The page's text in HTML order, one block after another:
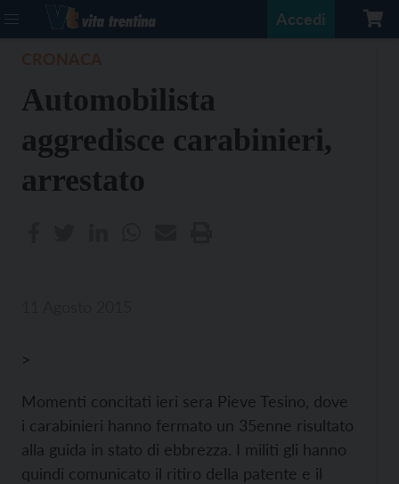
Accedi
Automobilista
aggredisce carabinieri,
arrestato
>
Momenti concitati ieri sera Pieve Tesino, dove
i carabinieri hanno fermato un 35enne risultato
alla guida in stato di ebbrezza. I militi gli hanno
quindi comunicato il ritiro della patente e il